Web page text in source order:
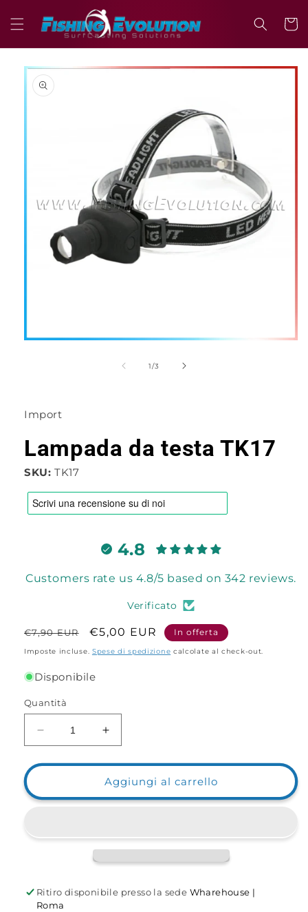
direttamente
ai contenuti
Passa alle
informazioni
sul prodotto
1/su
3
Import
Lampada da testa TK17
SKU: TK17
4.8
Customers rate us 4.8/5 based on 342 reviews.
Verificato
Prezzo
di
€7,90 EUR
Prezzo
scontato
€5,00 EUR In offerta
Imposte incluse. Spese di spedizione calcolate al check-out.
Disponibile
Quantità
Diminuisci
quantità
per
da
Aumenta
quantità
per
Lampada
da
Aggiungi al carrello
Ritiro disponibile presso la sede Wharehouse |
Roma